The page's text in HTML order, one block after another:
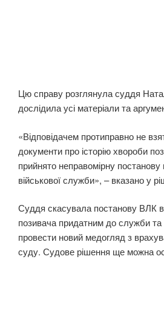
Цю справу розглянула суддя
дослідила усі матеріали та
«Відповідачем протиправно не
документи про історію хвороби
прийнято неправомірну постанову
військової служби», – вказано у
Суддя скасувала постанову ВЛК в
позивача придатним до служби та
провести новий медогляд з
суду. Судове рішення ще можна